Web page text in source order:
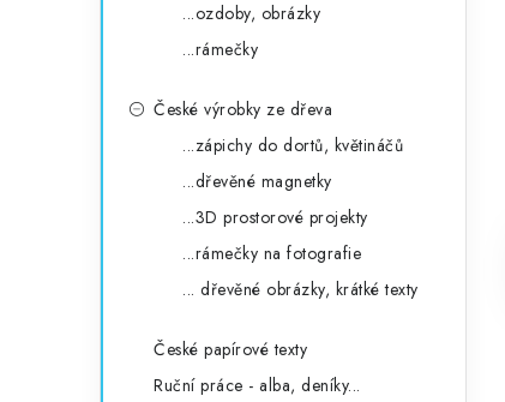
...ozdoby, obrázky
...rámečky
České výrobky ze dřeva
...zápichy do dortů, květináčů
...dřevěné magnetky
...3D prostorové projekty
...rámečky na fotografie
... dřevěné obrázky, krátké texty
České papírové texty
Ruční práce - alba, deníky...